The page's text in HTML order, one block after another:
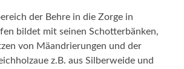
der Behre in die Zorge in
bildet mit seinen Schotterbänken,
von Mäandrierungen und der
z.B. aus Silberweide und